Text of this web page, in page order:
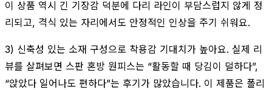
이 상품 역시 긴 기장감 덕분에 다리 라인이 부담스럽지 않게 정
리되고, 격식 있는 자리에서도 안정적인 인상을 주기 쉬워요.
3) 신축성 있는 소재 구성으로 착용감 기대치가 높아요. 실제 리
뷰를 살펴보면 스판 혼방 원피스는 “활동할 때 당김이 덜하다”,
“앉았다 일어나도 편하다”는 후기가 많았습니다. 이 제품은 폴리